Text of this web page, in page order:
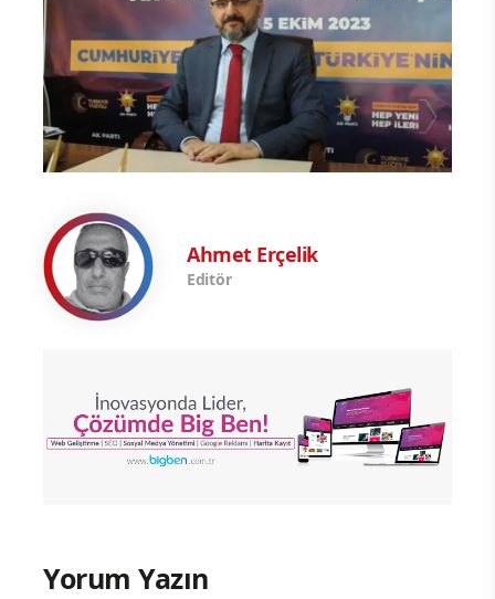
Ahmet Erçelik
Editör
Yorum Yazın